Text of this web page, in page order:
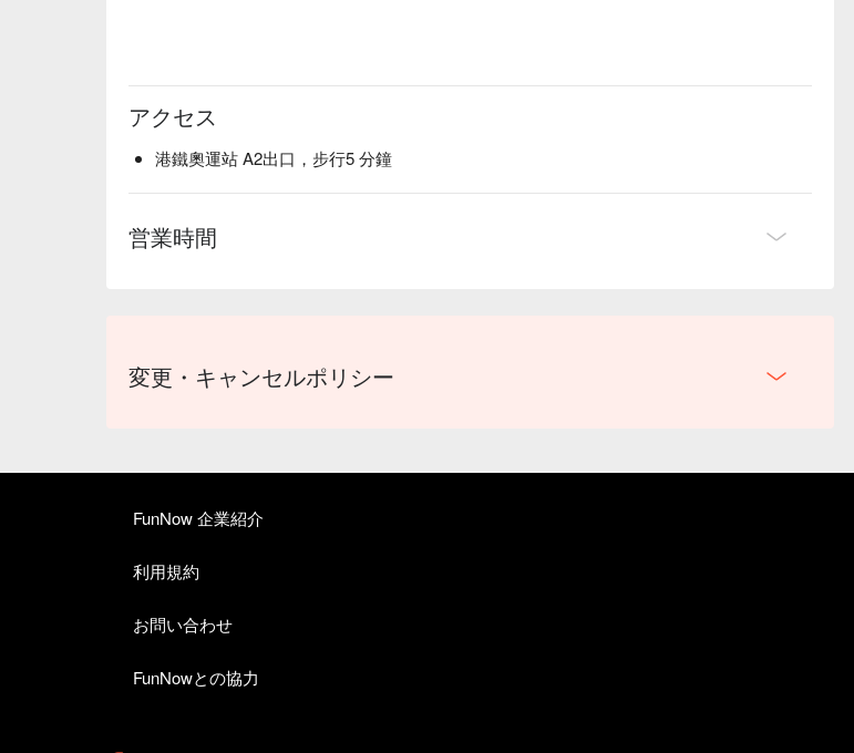
アクセス
港鐵奧運站 A2出口，步行5 分鐘
営業時間
変更・キャンセルポリシー
FunNow 企業紹介
利用規約
お問い合わせ
FunNowとの協力